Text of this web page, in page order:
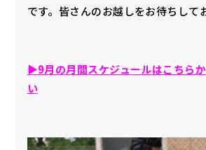
です。皆さんのお越しをお待ちして
▶︎9月の月間スケジュールはこちら
い